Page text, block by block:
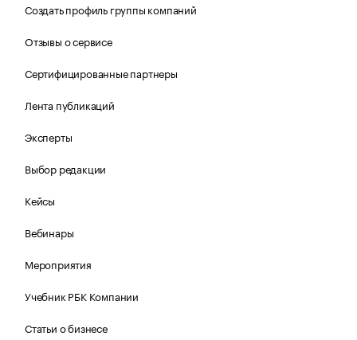
Создать профиль группы компаний
Отзывы о сервисе
Сертифицированные партнеры
Лента публикаций
Эксперты
Выбор редакции
Кейсы
Вебинары
Мероприятия
Учебник РБК Компании
Статьи о бизнесе